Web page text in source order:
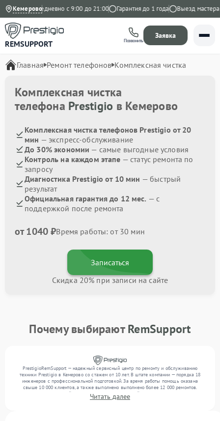
Кемерово
Ежедневно с 9:00 до 21:00 Гарантия до 1 года Выезд мастера
REMSUPPORT Позвонить
Заявка
Главная Ремонт телефонов Комплексная чистка
Комплексная чистка
телефона Prestigio в Кемерово
Комплексная чистка телефонов Prestigio от 20
мин — экспресс-обслуживание
До 30% экономии — самые выгодные условия
Контроль на каждом этапе — статус ремонта по
запросу
Диагностика Prestigio от 10 мин — быстрый
результат
Официальная гарантия до 12 мес. — с
поддержкой после ремонта
от 1040 ₽Время работы: от 30 мин
Записаться
Скидка 20% при записи на сайте
Почему выбираютRemSupport
PrestigioRemSupport — надежный сервисный центр по ремонту и обслуживанию
техники Prestigio в Кемерово со стажем от 10 лет. В штате компании — порядка 18
инженеров с профессиональной подготовкой. За время работы помощь оказана
свыше 10 000 клиентов, а также выполнено выполнено более 12 000 ремонтов.
Ежемесячно в сервисный центр поступает от 300 устройств, включая , , . Мы работаем
с широким спектром неисправностей и гарантируем высокое качество обслуживания
Читать далее